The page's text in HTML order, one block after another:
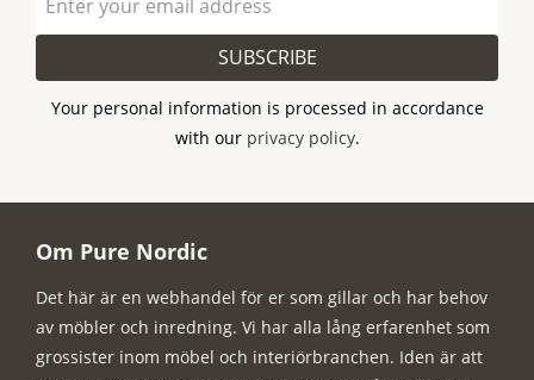
SUBSCRIBE
Your personal information is processed in accordance
with our privacy policy.
Om Pure Nordic
Det här är en webhandel för er som gillar och har behov
av möbler och inredning. Vi har alla lång erfarenhet som
grossister inom möbel och interiörbranchen. Iden är att